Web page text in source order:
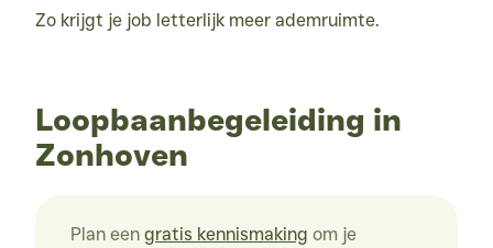
Zo krijgt je job letterlijk meer ademruimte.
Loopbaanbegeleiding in
Zonhoven
Plan een gratis kennismaking om je